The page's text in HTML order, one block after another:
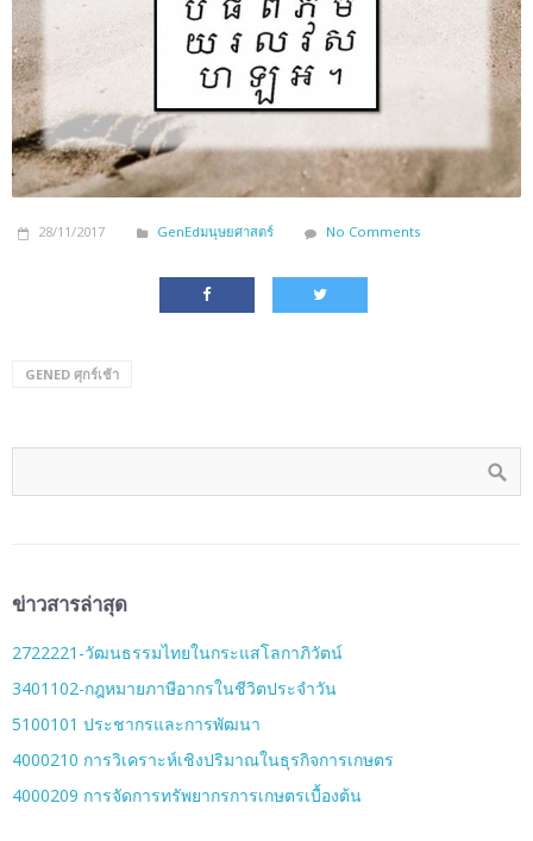
28/11/2017 GenEdมนุษยศาสตร์ No Comments
GENED ศุกร์เช้า
ข่าวสารล่าสุด
2722221-วัฒนธรรมไทยในกระแสโลกาภิวัตน์
3401102-กฎหมายภาษีอากรในชีวิตประจำวัน
5100101 ประชากรและการพัฒนา
4000210 การวิเคราะห์เชิงปริมาณในธุรกิจการเกษตร
4000209 การจัดการทรัพยากรการเกษตรเบื้องต้น